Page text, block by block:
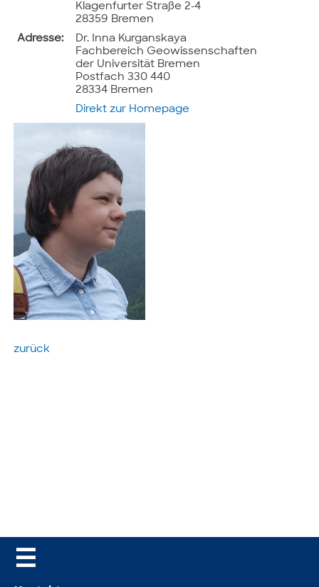
Klagenfurter Straße 2-4
28359 Bremen
Adresse:
Dr. Inna Kurganskaya
Fachbereich Geowissenschaften
der Universität Bremen
Postfach 330 440
28334 Bremen
Direkt zur Homepage
zurück
☰